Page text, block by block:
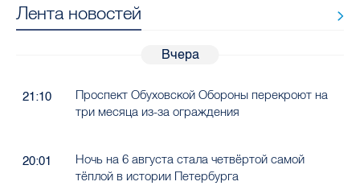
Лента новостей
Вчера
21:10
Проспект Обуховской Обороны перекроют на
три месяца из-за ограждения
20:01
Ночь на 6 августа стала четвёртой самой
тёплой в истории Петербурга